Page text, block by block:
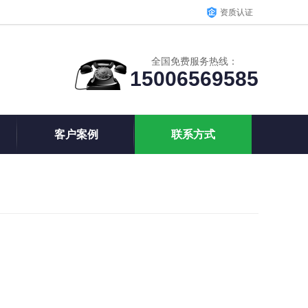
资质认证
全国免费服务热线：
15006569585
客户案例 联系方式